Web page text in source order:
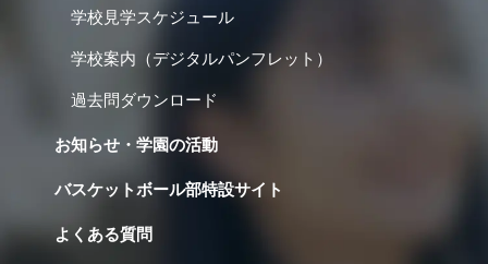
学校見学スケジュール
学校案内（デジタルパンフレット）
過去問ダウンロード
お知らせ・学園の活動
バスケットボール部特設サイト
よくある質問